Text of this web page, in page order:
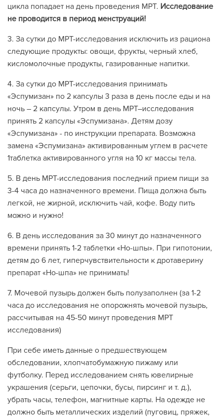
цикла попадает на день проведения МРТ. Исследование
не проводится в период менструаций!
3. За сутки до МРТ-исследования исключить из рациона
следующие продукты: овощи, фрукты, черный хлеб,
кисломолочные продукты, газированные напитки.
4. За сутки до МРТ-исследования принимать
«Эспумизан» по 2 капсулы 3 раза в день после еды и на
ночь – 2 капсулы. Утром в день МРТ–исследования
принять 2 капсулы «Эспумизана». Детям дозу
«Эспумизана» - по инструкции препарата. Возможна
замена «Эспумизана» активированным углем в расчете
1таблетка активированного угля на 10 кг массы тела.
5. В день МРТ-исследования последний прием пищи за
3-4 часа до назначенного времени. Пища должна быть
легкой, не жирной, исключить чай, кофе. Воду пить
можно и нужно!
6. В день исследования за 30 минут до назначенного
времени принять 1-2 таблетки «Но-шпы». При гипотонии,
детям до 6 лет, гиперчувствительности к дротаверину
препарат «Но-шпа» не принимать!
7. Мочевой пузырь должен быть полузаполнен (за 1-2
часа до исследования не опорожнять мочевой пузырь,
рассчитывая на 45-50 минут проведения МРТ
исследования)
При себе иметь данные о предшествующем
обследовании, хлопчатобумажную пижаму или
футболку. Перед исследованием снять ювелирные
украшения (серьги, цепочки, бусы, пирсинг и т. д.),
убрать часы, телефон, магнитные карты. На одежде не
должно быть металлических изделий (пуговиц, пряжек,